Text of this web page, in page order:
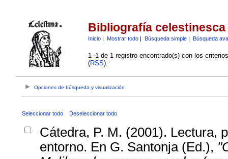
Bibliografía celestinesca
Inicio| Mostrar todo| Búsqueda simple| Búsqueda
1–1 de 1 registro encontrado(s) con los
(RSS):
Opciones de búsqueda y visualización
Seleccionar todo Deseleccionar todo
Cátedra, P. M. (2001). Lectura,
entorno. En G. Santonja (Ed.),